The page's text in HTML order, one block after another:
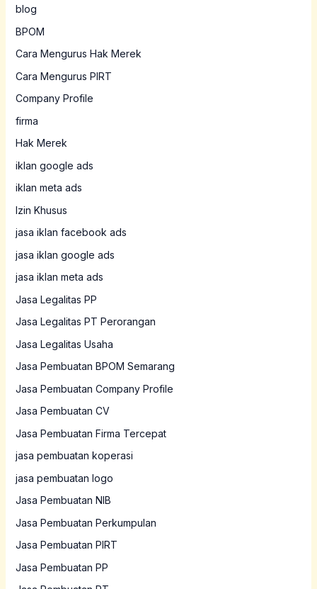
blog
BPOM
Cara Mengurus Hak Merek
Cara Mengurus PIRT
Company Profile
firma
Hak Merek
iklan google ads
iklan meta ads
Izin Khusus
jasa iklan facebook ads
jasa iklan google ads
jasa iklan meta ads
Jasa Legalitas PP
Jasa Legalitas PT Perorangan
Jasa Legalitas Usaha
Jasa Pembuatan BPOM Semarang
Jasa Pembuatan Company Profile
Jasa Pembuatan CV
Jasa Pembuatan Firma Tercepat
jasa pembuatan koperasi
jasa pembuatan logo
Jasa Pembuatan NIB
Jasa Pembuatan Perkumpulan
Jasa Pembuatan PIRT
Jasa Pembuatan PP